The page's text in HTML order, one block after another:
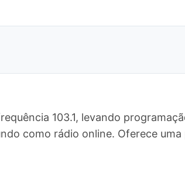
103.1, levando
como rádio online. Oferece